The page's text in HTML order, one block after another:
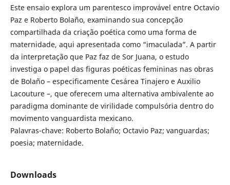
Este ensaio explora um parentesco improvável entre Octavio
Paz e Roberto Bolaño, examinando sua concepção
compartilhada da criação poética como uma forma de
maternidade, aqui apresentada como “imaculada”. A partir
da interpretação que Paz faz de Sor Juana, o estudo
investiga o papel das figuras poéticas femininas nas obras
de Bolaño – especificamente Cesárea Tinajero e Auxilio
Lacouture –, que oferecem uma alternativa ambivalente ao
paradigma dominante de virilidade compulsória dentro do
movimento vanguardista mexicano.
Palavras-chave: Roberto Bolaño; Octavio Paz; vanguardas;
poesia; maternidade.
Downloads